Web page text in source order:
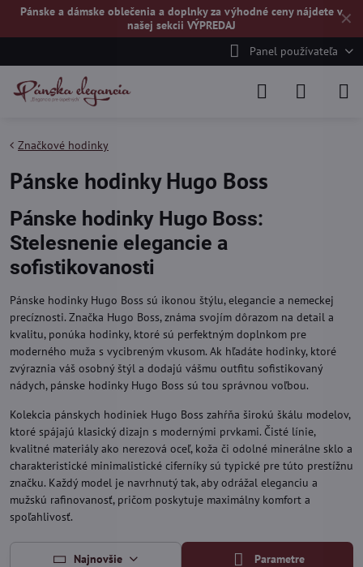
✕
Pánske a dámske oblečenia a doplnky za výhodné ceny nájdete v
našej sekcii VÝPREDAJ
Panel používateľa
Značkové hodinky
Pánske hodinky Hugo Boss
Pánske hodinky Hugo Boss:
Stelesnenie elegancie a
sofistikovanosti
Pánske hodinky Hugo Boss sú ikonou štýlu, elegancie a nemeckej
precíznosti. Značka Hugo Boss, známa svojím dôrazom na detail a
kvalitu, ponúka hodinky, ktoré sú perfektným doplnkom pre
moderného muža s vycibreným vkusom. Ak hľadáte hodinky, ktoré
zvýraznia váš osobný štýl a dodajú vášmu outfitu sofistikovaný
nádych, pánske hodinky Hugo Boss sú tou správnou voľbou.
Kolekcia pánskych hodiniek Hugo Boss zahŕňa širokú škálu modelov,
ktoré spájajú klasický dizajn s modernými prvkami. Čisté línie,
kvalitné materiály ako nerezová oceľ, koža či odolné minerálne sklo a
charakteristické minimalistické ciferníky sú typické pre túto prestížnu
značku. Každý model je navrhnutý tak, aby odrážal eleganciu a
mužskú rafinovanosť, pričom poskytuje maximálny komfort a
spoľahlivosť.
Najnovšie Parametre